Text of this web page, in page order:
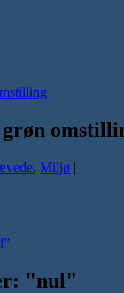
, Miljø |
"nul"